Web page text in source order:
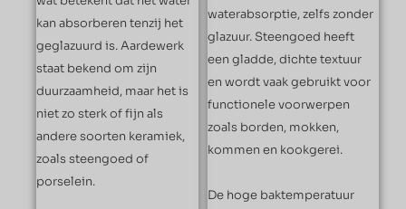
kan absorberen tenzij het
geglazuurd is. Aardewerk
staat bekend om zijn
duurzaamheid, maar het is
niet zo sterk of fijn als
andere soorten keramiek,
zoals steengoed of
porselein.
waterabsorptie, zelfs zonder
glazuur. Steengoed heeft
een gladde, dichte textuur
en wordt vaak gebruikt voor
functionele voorwerpen
zoals borden, mokken,
kommen en kookgerei.
De hoge baktemperatuur